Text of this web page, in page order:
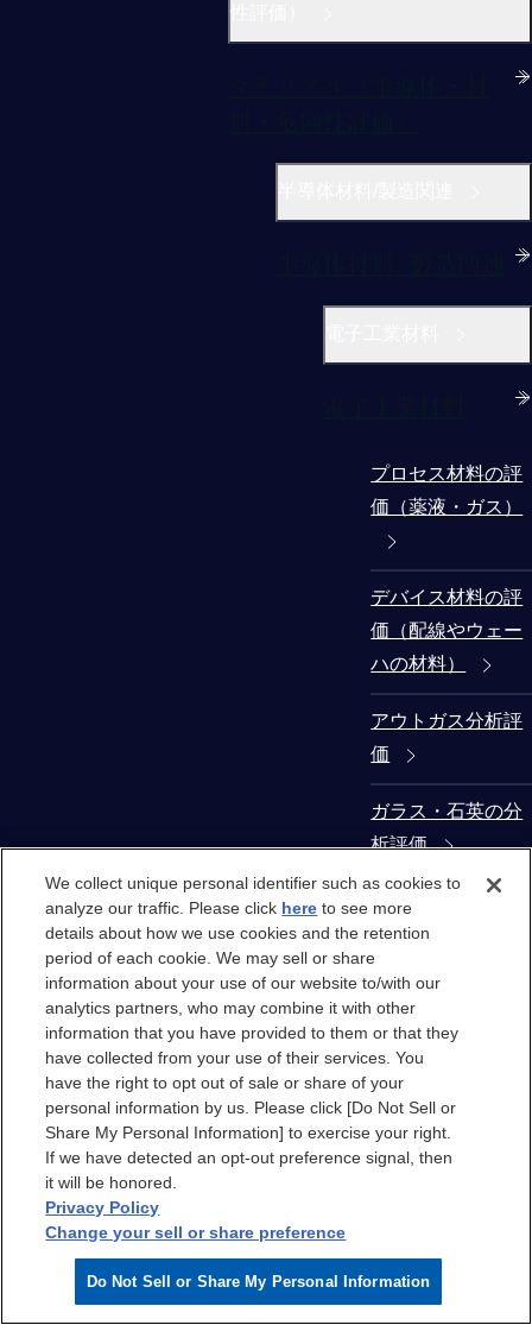
プロセス材料の評
価（薬液・ガス）
デバイス材料の評
価（配線やウェー
ハの材料）
アウトガス分析評
価
ガラス・石英の分
析評価
コンタミネーショ
ン・異物解析
製造装置部材から
の抽出物・溶出物
評価
クリーンルーム
クリーンルームエ
アのケミカル汚染
We collect unique personal identifier such as cookies to
analyze our traffic. Please click here to see more
details about how we use cookies and the retention
period of each cookie. We may sell or share
information about your use of our website to/with our
analytics partners, who may combine it with other
information that you have provided to them or that they
have collected from your use of their services. You
have the right to opt out of sale or share of your
personal information by us. Please click [Do Not Sell or
Share My Personal Information] to exercise your right.
If we have detected an opt-out preference signal, then
it will be honored.
Privacy Policy
Change your sell or share preference
Do Not Sell or Share My Personal Information